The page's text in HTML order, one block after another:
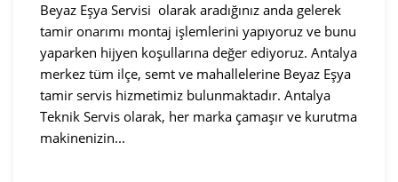
Beyaz Eşya Servisi olarak aradığınız anda gelerek
tamir onarımı montaj işlemlerini yapıyoruz ve bunu
yaparken hijyen koşullarına değer ediyoruz. Antalya
merkez tüm ilçe, semt ve mahallelerine Beyaz Eşya
tamir servis hizmetimiz bulunmaktadır. Antalya
Teknik Servis olarak, her marka çamaşır ve kurutma
makinenizin...